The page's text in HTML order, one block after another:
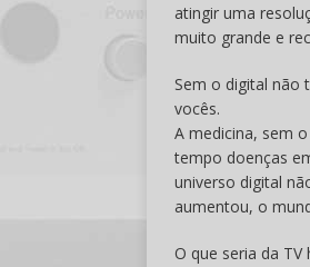
atingir uma
muito grande e
Sem o digital não
vocês.
A medicina, sem
tempo doenças
universo digital
aumentou, o
O que seria da